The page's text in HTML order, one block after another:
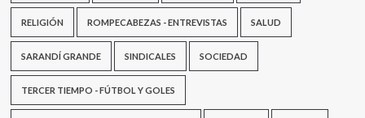
RELIGIÓN ROMPECABEZAS - ENTREVISTAS SALUD
SARANDÍ GRANDE SINDICALES SOCIEDAD
TERCER TIEMPO - FÚTBOL Y GOLES